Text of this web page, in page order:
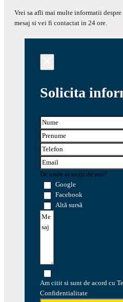
Vrei sa afli mai multe informatii
mesaj si vei fi contactat in 24 ore.
Solicita
De unde ai auzit de noi?
Google
Facebook
Altă sursă
Am citit si sunt de acord cu
Confidentialitate